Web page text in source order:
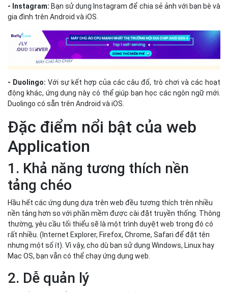
- Instagram: Bạn sử dụng Instagram để chia sẻ ảnh với bạn bè và
gia đình trên Android và iOS.
- Duolingo: Với sự kết hợp của các câu đố, trò chơi và các hoạt
động khác, ứng dụng này có thể giúp bạn học các ngôn ngữ mới.
Duolingo có sẵn trên Android và iOS.
Đặc điểm nổi bật của web
Application
1. Khả năng tương thích nền
tảng chéo
Hầu hết các ứng dụng dựa trên web đều tương thích trên nhiều
nền tảng hơn so với phần mềm được cài đặt truyền thống. Thông
thường, yêu cầu tối thiểu sẽ là một trình duyệt web trong đó có
rất nhiều. (Internet Explorer, Firefox, Chrome, Safari để đặt tên
nhưng một số ít). Vì vậy, cho dù bạn sử dụng Windows, Linux hay
Mac OS, bạn vẫn có thể chạy ứng dụng web.
2. Dễ quản lý